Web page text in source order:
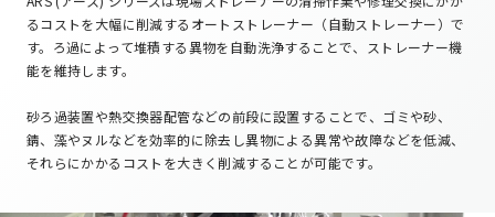
るコストを大幅に削減するオートストレーナー（自動ストレーナー）で
す。ろ過によって堆積する異物を自動洗浄することで、ストレーナー機
能を維持します。
砂ろ過装置や熱交換器配管などの前段に設置することで、ゴミや砂、
錆、藻やヌルなどを効率的に除去し異物による異常や故障などを低減、
それらにかかるコストを大きく削減することが可能です。